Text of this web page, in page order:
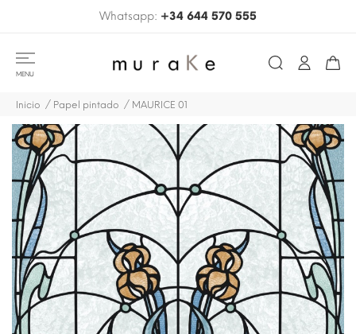
Whatsapp: +34 644 570 555
MENU
Inicio Papel pintado MAURICE 01